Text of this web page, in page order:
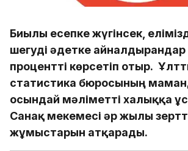
Биылғы есепке жүгінсек,
шегуді әдетке айналдырғандар
процентті көрсетіп отыр.
cтaтистикa бюросының
осындай мәліметті халыққа
Санақ мекемесі әр жылы
жұмыстарын атқарады.